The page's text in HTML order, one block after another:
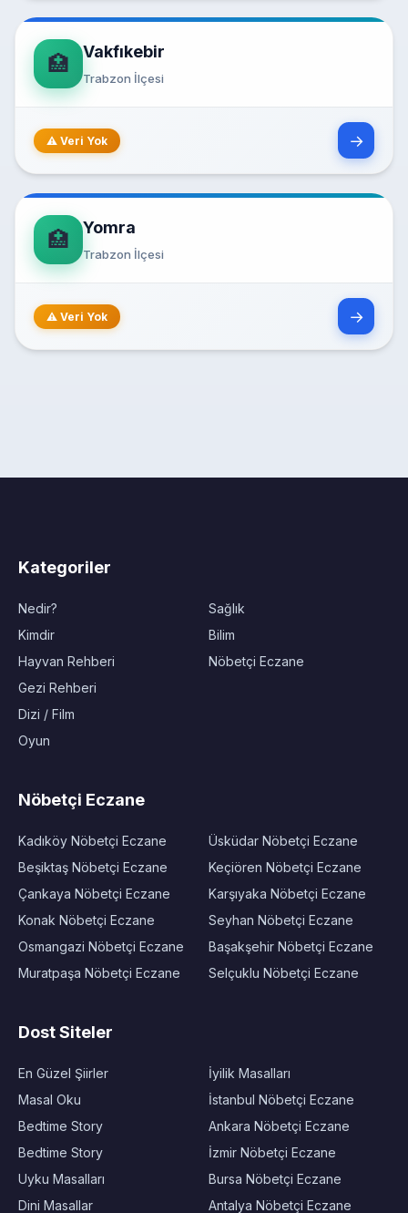
🏥 Vakfıkebir
Trabzon İlçesi
⚠ Veri Yok →
🏥 Yomra
Trabzon İlçesi
⚠ Veri Yok →
Kategoriler
Nedir?
Kimdir
Hayvan Rehberi
Gezi Rehberi
Dizi / Film
Oyun
Sağlık
Bilim
Nöbetçi Eczane
Nöbetçi Eczane
Kadıköy Nöbetçi Eczane
Beşiktaş Nöbetçi Eczane
Çankaya Nöbetçi Eczane
Konak Nöbetçi Eczane
Osmangazi Nöbetçi Eczane
Muratpaşa Nöbetçi Eczane
Üsküdar Nöbetçi Eczane
Keçiören Nöbetçi Eczane
Karşıyaka Nöbetçi Eczane
Seyhan Nöbetçi Eczane
Başakşehir Nöbetçi Eczane
Selçuklu Nöbetçi Eczane
Dost Siteler
En Güzel Şiirler
Masal Oku
Bedtime Story
Bedtime Story
Uyku Masalları
Dini Masallar
İyilik Masalları
İstanbul Nöbetçi Eczane
Ankara Nöbetçi Eczane
İzmir Nöbetçi Eczane
Bursa Nöbetçi Eczane
Antalya Nöbetçi Eczane